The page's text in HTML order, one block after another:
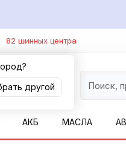
другой
82 шинных центра
АКБ МАСЛА